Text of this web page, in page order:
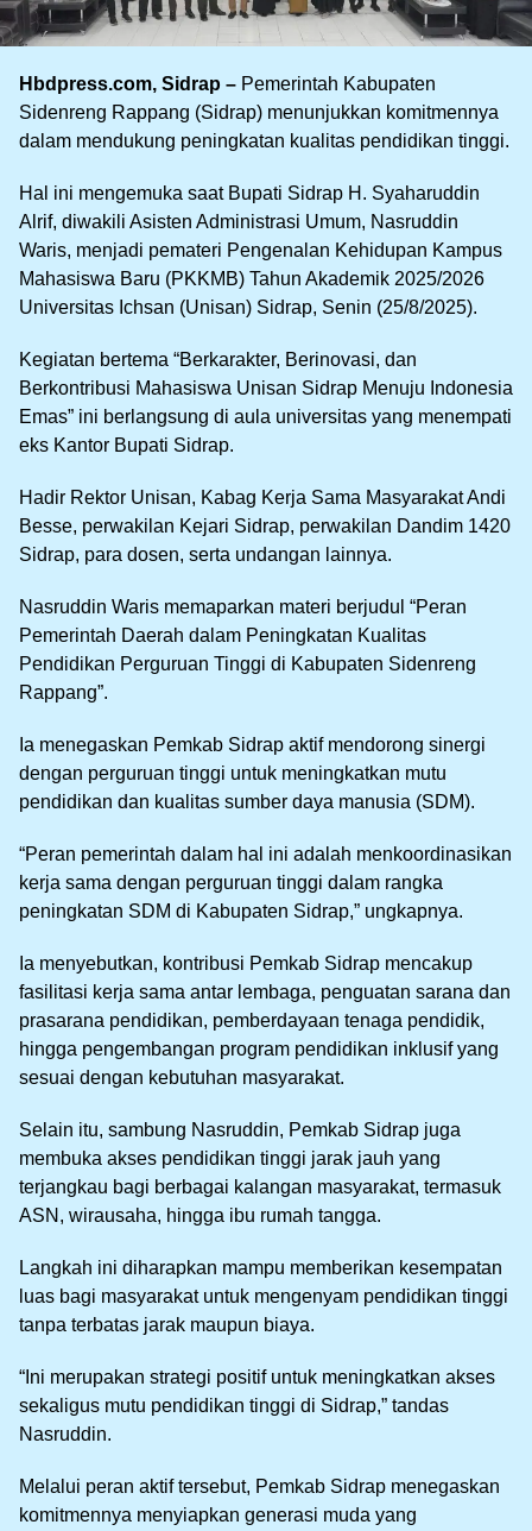
Hbdpress.com, Sidrap – Pemerintah Kabupaten
Sidenreng Rappang (Sidrap) menunjukkan komitmennya
dalam mendukung peningkatan kualitas pendidikan tinggi.
Hal ini mengemuka saat Bupati Sidrap H. Syaharuddin
Alrif, diwakili Asisten Administrasi Umum, Nasruddin
Waris, menjadi pemateri Pengenalan Kehidupan Kampus
Mahasiswa Baru (PKKMB) Tahun Akademik 2025/2026
Universitas Ichsan (Unisan) Sidrap, Senin (25/8/2025).
Kegiatan bertema “Berkarakter, Berinovasi, dan
Berkontribusi Mahasiswa Unisan Sidrap Menuju Indonesia
Emas” ini berlangsung di aula universitas yang menempati
eks Kantor Bupati Sidrap.
Hadir Rektor Unisan, Kabag Kerja Sama Masyarakat Andi
Besse, perwakilan Kejari Sidrap, perwakilan Dandim 1420
Sidrap, para dosen, serta undangan lainnya.
Nasruddin Waris memaparkan materi berjudul “Peran
Pemerintah Daerah dalam Peningkatan Kualitas
Pendidikan Perguruan Tinggi di Kabupaten Sidenreng
Rappang”.
Ia menegaskan Pemkab Sidrap aktif mendorong sinergi
dengan perguruan tinggi untuk meningkatkan mutu
pendidikan dan kualitas sumber daya manusia (SDM).
“Peran pemerintah dalam hal ini adalah menkoordinasikan
kerja sama dengan perguruan tinggi dalam rangka
peningkatan SDM di Kabupaten Sidrap,” ungkapnya.
Ia menyebutkan, kontribusi Pemkab Sidrap mencakup
fasilitasi kerja sama antar lembaga, penguatan sarana dan
prasarana pendidikan, pemberdayaan tenaga pendidik,
hingga pengembangan program pendidikan inklusif yang
sesuai dengan kebutuhan masyarakat.
Selain itu, sambung Nasruddin, Pemkab Sidrap juga
membuka akses pendidikan tinggi jarak jauh yang
terjangkau bagi berbagai kalangan masyarakat, termasuk
ASN, wirausaha, hingga ibu rumah tangga.
Langkah ini diharapkan mampu memberikan kesempatan
luas bagi masyarakat untuk mengenyam pendidikan tinggi
tanpa terbatas jarak maupun biaya.
“Ini merupakan strategi positif untuk meningkatkan akses
sekaligus mutu pendidikan tinggi di Sidrap,” tandas
Nasruddin.
Melalui peran aktif tersebut, Pemkab Sidrap menegaskan
komitmennya menyiapkan generasi muda yang